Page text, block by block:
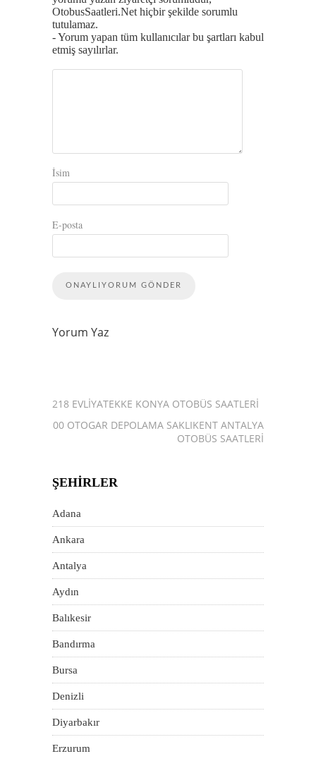
OtobusSaatleri.Net hiçbir şekilde sorumlu
tutulamaz.
- Yorum yapan tüm kullanıcılar bu şartları kabul
etmiş sayılırlar.
İsim
E-posta
Yorum Yaz
218 EVLIYATEKKE KONYA OTOBÜS SAATLERI
500 OTOGAR DEPOLAMA SAKLIKENT ANTALYA
OTOBÜS SAATLERI
ŞEHIRLER
Adana
Ankara
Antalya
Aydın
Balıkesir
Bandırma
Bursa
Denizli
Diyarbakır
Erzurum